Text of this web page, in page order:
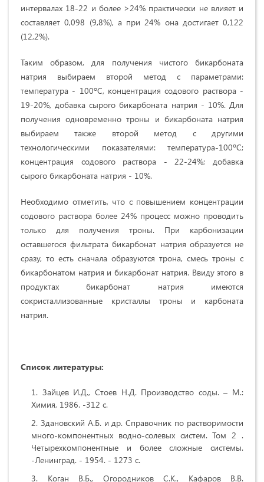
интервалах 18-22 и более >24% практически не влияет и
составляет 0,098 (9,8%), а при 24% она достигает 0,122
(12,2%).
Таким образом, для получения чистого бикарбоната
натрия выбираем второй метод с параметрами:
температура - 100ºС, концентрация содового раствора -
19-20%, добавка сырого бикарбоната натрия - 10%. Для
получения одновременно троны и бикарбоната натрия
выбираем также второй метод с другими
технологическими показателями: температура-100ºС;
концентрация содового раствора - 22-24%; добавка
сырого бикарбоната натрия - 10%.
Необходимо отметить, что с повышением концентрации
содового раствора более 24% процесс можно проводить
только для получения троны. При карбонизации
оставшегося фильтрата бикарбонат натрия образуется не
сразу, то есть сначала образуются трона, смесь троны с
бикарбонатом натрия и бикарбонат натрия. Ввиду этого в
продуктах бикарбонат натрия имеются
сокристаллизованные кристаллы троны и карбоната
натрия.
Список литературы:
Зайцев И.Д., Стоев Н.Д. Производство соды. – М.:
Химия, 1986. -312 с.
Здановский А.Б. и др. Справочник по растворимости
много-компонентных водно-солевых систем. Том 2 .
Четырехкомпонентные и более сложные системы.
-Ленинград. - 1954. - 1273 с.
Коган В.Б., Огородников С.К., Кафаров В.В.